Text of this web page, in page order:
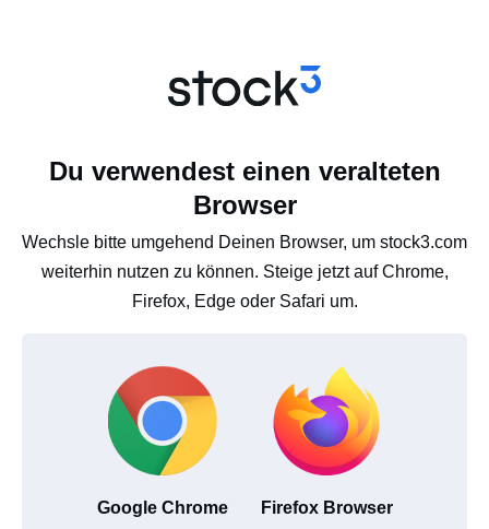
Du verwendest einen veralteten
Browser
Wechsle bitte umgehend Deinen Browser, um stock3.com
weiterhin nutzen zu können. Steige jetzt auf Chrome,
Firefox, Edge oder Safari um.
Google Chrome Firefox Browser